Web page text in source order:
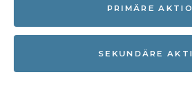
PRIMÄRE
SEKUNDÄRE